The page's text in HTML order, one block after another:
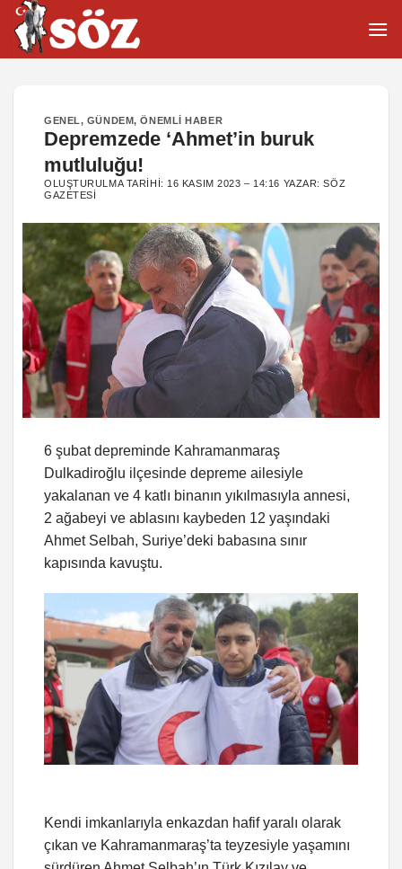
İçeriğe
atla
GENEL, GÜNDEM,ÖNEMLI HABER
Depremzede ‘Ahmet’in buruk
mutluluğu!
OLUŞTURULMA TARIHI: 16 KASIM 2023 – 14:16 YAZAR:SÖZ
GAZETESI
6 şubat depreminde Kahramanmaraş
Dulkadiroğlu ilçesinde depreme ailesiyle
yakalanan ve 4 katlı binanın yıkılmasıyla annesi,
2 ağabeyi ve ablasını kaybeden 12 yaşındaki
Ahmet Selbah, Suriye’deki babasına sınır
kapısında kavuştu.
Kendi imkanlarıyla enkazdan hafif yaralı olarak
çıkan ve Kahramanmaraş’ta teyzesiyle yaşamını